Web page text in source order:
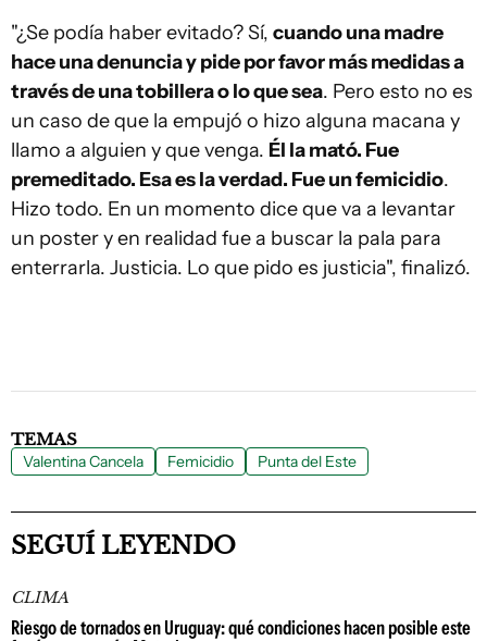
"¿Se podía haber evitado? Sí, cuando una madre
hace una denuncia y pide por favor más medidas a
través de una tobillera o lo que sea. Pero esto no es
un caso de que la empujó o hizo alguna macana y
llamo a alguien y que venga. Él la mató. Fue
premeditado. Esa es la verdad. Fue un femicidio.
Hizo todo. En un momento dice que va a levantar
un poster y en realidad fue a buscar la pala para
enterrarla. Justicia. Lo que pido es justicia", finalizó.
TEMAS
Valentina Cancela Femicidio Punta del Este
SEGUÍ LEYENDO
CLIMA
Riesgo de tornados en Uruguay: qué condiciones hacen posible este